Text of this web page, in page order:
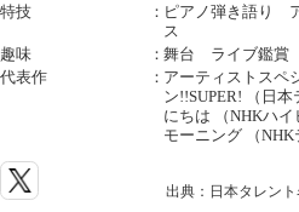
特技
： ピアノ弾き語り
ス
趣味
：舞台 ライブ鑑賞
代表作
： アーティストスペ
ン!!SUPER! （日
にちは （NHKハ
モーニング （NHK
出典：日本タレント